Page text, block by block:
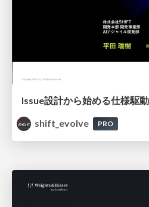
shift_evolve
PRO